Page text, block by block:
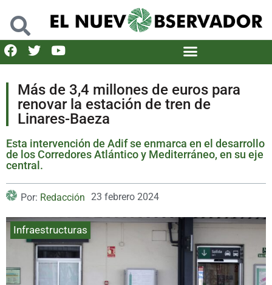
Más de 3,4 millones de euros para
renovar la estación de tren de
Linares-Baeza
Esta intervención de Adif se enmarca en el desarrollo
de los Corredores Atlántico y Mediterráneo, en su eje
central.
Por: Redacción 23 febrero 2024
Infraestructuras